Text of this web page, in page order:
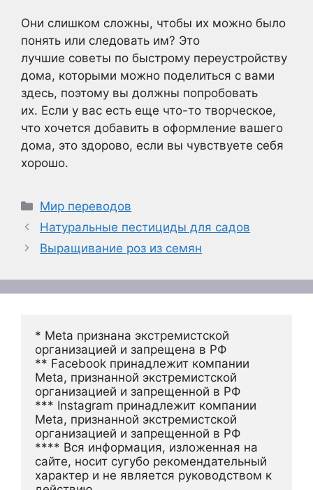
Они слишком сложны, чтобы их можно было
понять или следовать им? Это
лучшие советы по быстрому переустройству
дома, которыми можно поделиться с вами
здесь, поэтому вы должны попробовать
их. Если у вас есть еще что-то творческое,
что хочется добавить в оформление вашего
дома, это здорово, если вы чувствуете себя
хорошо.
Рубрики
Мир переводов
Натуральные пестициды для садов
Выращивание роз из семян
* Meta признана экстремистской
организацией и запрещена в РФ
** Facebook принадлежит компании
Meta, признанной экстремистской
организацией и запрещенной в РФ
*** Instagram принадлежит компании
Meta, признанной экстремистской
организацией и запрещенной в РФ
**** Вся информация, изложенная на
сайте, носит сугубо рекомендательный
характер и не является руководством к